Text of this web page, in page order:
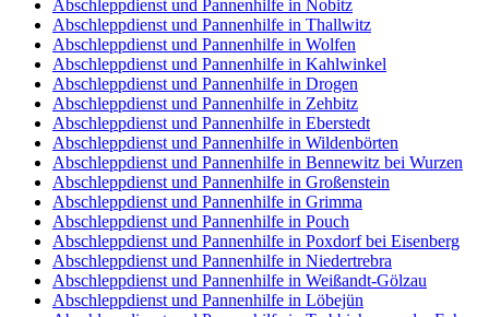
Abschleppdienst und Pannenhilfe in Nobitz
Abschleppdienst und Pannenhilfe in Thallwitz
Abschleppdienst und Pannenhilfe in Wolfen
Abschleppdienst und Pannenhilfe in Kahlwinkel
Abschleppdienst und Pannenhilfe in Drogen
Abschleppdienst und Pannenhilfe in Zehbitz
Abschleppdienst und Pannenhilfe in Eberstedt
Abschleppdienst und Pannenhilfe in Wildenbörten
Abschleppdienst und Pannenhilfe in Bennewitz bei Wurzen
Abschleppdienst und Pannenhilfe in Großenstein
Abschleppdienst und Pannenhilfe in Grimma
Abschleppdienst und Pannenhilfe in Pouch
Abschleppdienst und Pannenhilfe in Poxdorf bei Eisenberg
Abschleppdienst und Pannenhilfe in Niedertrebra
Abschleppdienst und Pannenhilfe in Weißandt-Gölzau
Abschleppdienst und Pannenhilfe in Löbejün